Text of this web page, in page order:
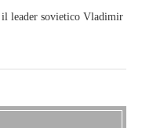
il leader sovietico Vladimir